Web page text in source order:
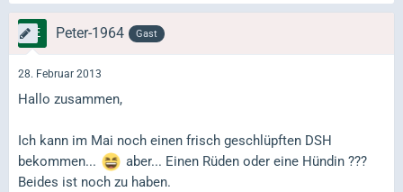
Peter-1964 Gast
28. Februar 2013
Hallo zusammen,
Ich kann im Mai noch einen frisch geschlüpften DSH
bekommen...
aber... Einen Rüden oder eine Hündin ???
Beides ist noch zu haben.